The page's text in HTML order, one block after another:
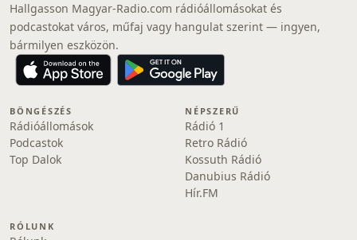
Hallgasson Magyar-Radio.com rádióállomásokat és
podcastokat város, műfaj vagy hangulat szerint — ingyen,
bármilyen eszközön.
BÖNGÉSZÉS
Rádióállomások
Podcastok
Top Dalok
NÉPSZERŰ
Rádió 1
Retro Rádió
Kossuth Rádió
Danubius Rádió
Hír.FM
RÓLUNK